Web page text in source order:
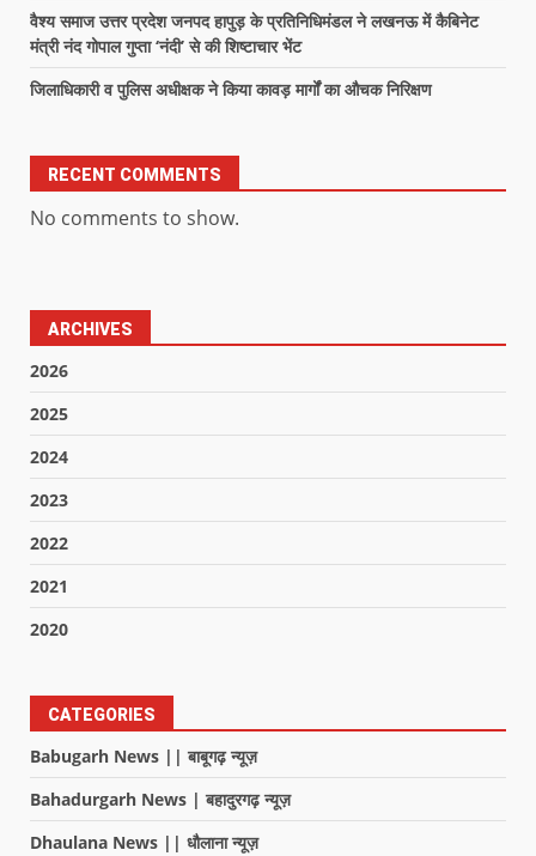
वैश्य समाज उत्तर प्रदेश जनपद हापुड़ के प्रतिनिधिमंडल ने लखनऊ में कैबिनेट
मंत्री नंद गोपाल गुप्ता ‘नंदी’ से की शिष्टाचार भेंट
जिलाधिकारी व पुलिस अधीक्षक ने किया कावड़ मार्गों का औचक निरिक्षण
RECENT COMMENTS
No comments to show.
ARCHIVES
2026
2025
2024
2023
2022
2021
2020
CATEGORIES
Babugarh News || बाबूगढ़ न्यूज़
Bahadurgarh News | बहादुरगढ़ न्यूज़
Dhaulana News || धौलाना न्यूज़